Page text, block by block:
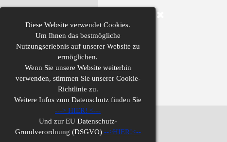
Diese Website verwendet Cookies.
Um Ihnen das bestmögliche
Nutzungserlebnis auf unserer Website zu
ermöglichen.
Wenn Sie unsere Website weiterhin
verwenden, stimmen Sie unserer Cookie-
Richtlinie zu.
Weitere Infos zum Datenschutz finden Sie
---> HIER! <---
Und zur EU Datenschutz-
Grundverordnung (DSGVO) -->HIER!<--
Impressum